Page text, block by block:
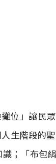
位」讓民
生階段的
；「布包